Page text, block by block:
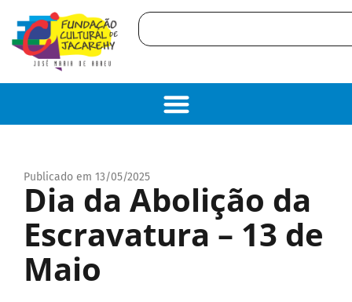
Publicado em 13/05/2025
Dia da Abolição da
Escravatura – 13 de
Maio